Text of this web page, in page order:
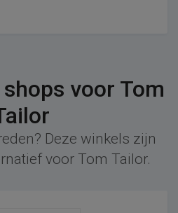
voor Tom
Deze winkels zijn
voor Tom Tailor.